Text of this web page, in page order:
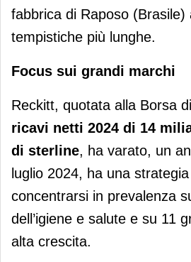
fabbrica di Raposo (Brasile)
tempistiche più lunghe.
Focus sui grandi marchi
Reckitt, quotata alla Borsa
ricavi netti 2024 di 14
di sterline, ha varato, un
luglio 2024, ha una
concentrarsi in prevalenza
dell’igiene e salute e su 11
alta crescita.